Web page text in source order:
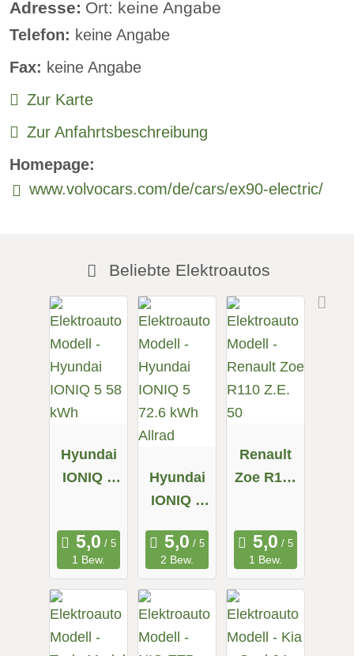
Standheizung:
verfügbar
Sprachsteuerung:
Rückfahrkamera
Sitzheizung vorne:
verfügbar
Sitzheizung hinten:
Adresse: Ort: keine Angabe
Telefon: keine Angabe
Fax: keine Angabe
Zur Karte
Zur Anfahrtsbeschreibung
Homepage:
www.volvocars.com/de/cars/ex90-electric/
Beliebte Elektroautos
Hyundai
IONIQ 5
1 Bew.
Hyundai
IONIQ 5
Allrad
2 Bew.
Renault
Zoe R110
1 Bew.